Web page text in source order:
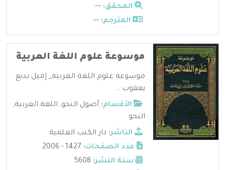
المحقق: ---
المترجم: ---
موسوعة علوم اللغة العربية
موسوعة علوم اللغة العربية_ إميل بديع
يعقوب ...
الأقسام: أصول النحو, اللغة العربية,
النحو
الناشر: دار الكتب العلمية
عدد الصفحات:
سنة النشر: